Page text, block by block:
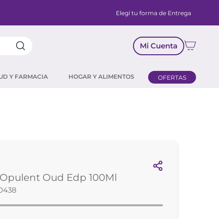
Elegí tu forma de Entrega
Mi Cuenta
Y FARMACIA HOGAR Y ALIMENTOS OFERTAS
Oud Edp 100Ml